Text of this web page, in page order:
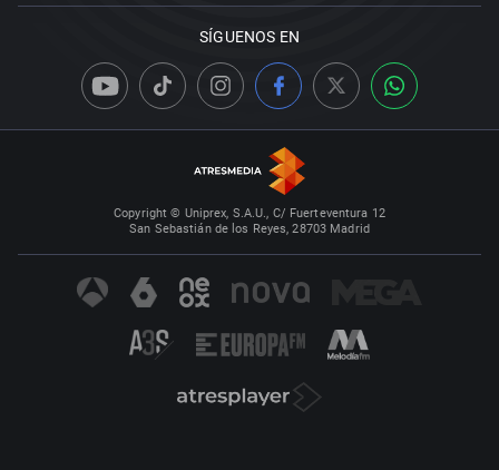
SÍGUENOS EN
Copyright © Uniprex, S.A.U., C/ Fuerteventura 12
San Sebastián de los Reyes, 28703 Madrid